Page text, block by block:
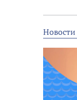
Новости